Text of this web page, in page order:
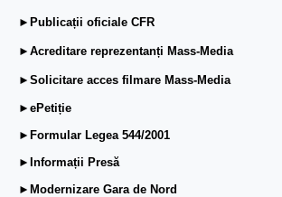
►Publicații oficiale CFR
►Acreditare reprezentanți Mass-Media
►Solicitare acces filmare Mass-Media
►ePetiție
►Formular Legea 544/2001
►Informații Presă
►Modernizare Gara de Nord